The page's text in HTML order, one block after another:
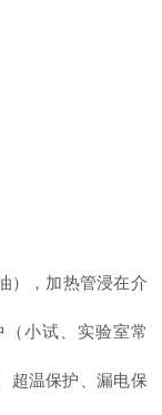
），加热管浸在介
小试、实验室常
超温保护、漏电保